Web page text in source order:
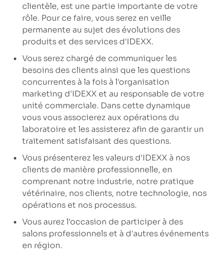
clientèle, est une partie importante de votre
rôle. Pour ce faire, vous serez en veille
permanente au sujet des évolutions des
produits et des services d'IDEXX.
Vous serez chargé de communiquer les
besoins des clients ainsi que les questions
concurrentes à la fois à l'organisation
marketing d'IDEXX et au responsable de votre
unité commerciale. Dans cette dynamique
vous vous associerez aux opérations du
laboratoire et les assisterez afin de garantir un
traitement satisfaisant des questions.
Vous présenterez les valeurs d'IDEXX à nos
clients de manière professionnelle, en
comprenant notre industrie, notre pratique
vétérinaire, nos clients, notre technologie, nos
opérations et nos processus.
Vous aurez l'occasion de participer à des
salons professionnels et à d'autres événements
en région.